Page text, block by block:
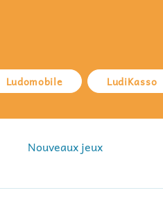
Ludomobile LudiKasso
Nouveaux jeux